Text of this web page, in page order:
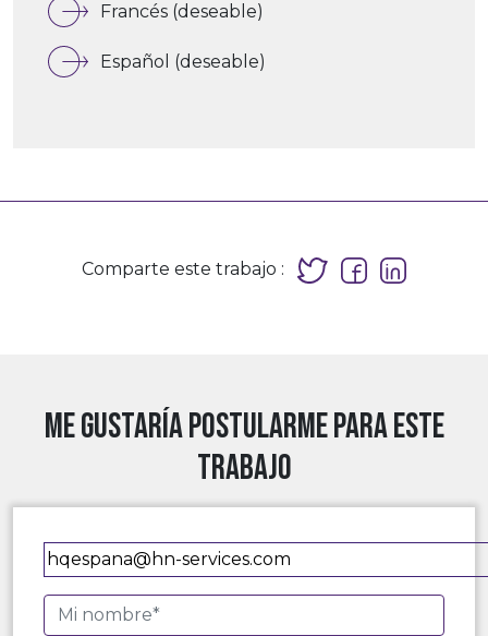
Francés (deseable)
Español (deseable)
Comparte este trabajo :
Me gustaría postularme para este
trabajo